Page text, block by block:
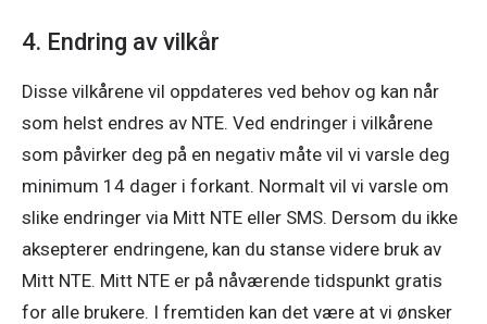
4. Endring av vilkår
Disse vilkårene vil oppdateres ved behov og kan når
som helst endres av NTE. Ved endringer i vilkårene
som påvirker deg på en negativ måte vil vi varsle deg
minimum 14 dager i forkant. Normalt vil vi varsle om
slike endringer via Mitt NTE eller SMS. Dersom du ikke
aksepterer endringene, kan du stanse videre bruk av
Mitt NTE. Mitt NTE er på nåværende tidspunkt gratis
for alle brukere. I fremtiden kan det være at vi ønsker